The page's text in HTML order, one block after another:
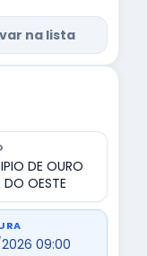
na lista
DE OURO
DO OESTE
09:00